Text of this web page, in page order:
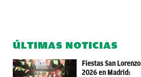
ÚLTIMAS NOTICIAS
Fiestas San Lorenzo
2026 en Madrid: